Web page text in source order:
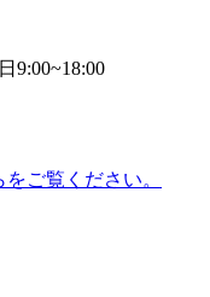
9:00~18:00
ご覧ください。